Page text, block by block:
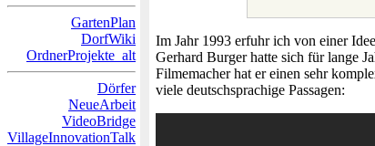
GartenPlan
DorfWiki
OrdnerProjekte_alt
Dörfer
NeueArbeit
VideoBridge
VillageInnovationTalk
Im Jahr 1993 erfuhr ich von einer
Gerhard Burger hatte sich für lange
Filmemacher hat er einen sehr
viele deutschsprachige Passagen: